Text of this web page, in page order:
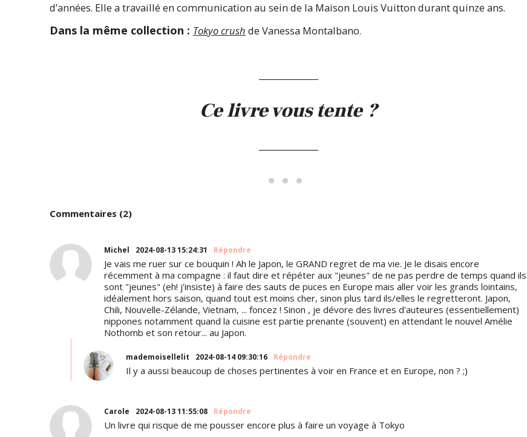
d’années. Elle a travaillé en communication au sein de la Maison Louis Vuitton durant quinze ans.
Dans la même collection : Tokyo crush de Vanessa Montalbano.
Ce livre vous tente ?
Commentaires (2)
Michel 2024-08-13 15:24:31 Répondre
Je vais me ruer sur ce bouquin ! Ah le Japon, le GRAND regret de ma vie. Je le disais encore
récemment à ma compagne : il faut dire et répéter aux "jeunes" de ne pas perdre de temps quand ils
sont "jeunes" (eh! j'insiste) à faire des sauts de puces en Europe mais aller voir les grands lointains,
idéalement hors saison, quand tout est moins cher, sinon plus tard ils/elles le regretteront. Japon,
Chili, Nouvelle-Zélande, Vietnam, ... foncez ! Sinon , je dévore des livres d'auteures (essentiellement)
nippones notamment quand la cuisine est partie prenante (souvent) en attendant le nouvel Amélie
Nothomb et son retour... au Japon.
mademoisellelit 2024-08-14 09:30:16 Répondre
Il y a aussi beaucoup de choses pertinentes à voir en France et en Europe, non ? ;)
Carole 2024-08-13 11:55:08 Répondre
Un livre qui risque de me pousser encore plus à faire un voyage à Tokyo